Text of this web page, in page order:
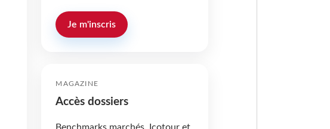
Je m'inscris
MAGAZINE
Accès dossiers